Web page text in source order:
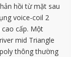
hồi từ mặt sau
voice-coil 2
cấp. Một
mid Triangle
thông thường